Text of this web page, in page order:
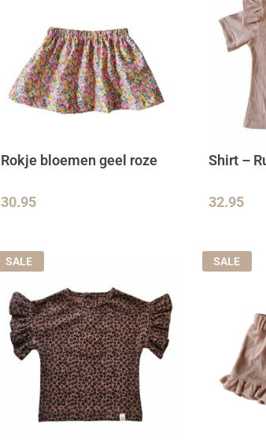
Rokje bloemen geel roze
30.95
Shirt –
32.95
SALE SALE